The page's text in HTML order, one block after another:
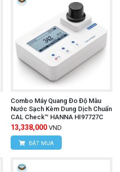
Combo Máy Quang Đo Độ Màu
Nước Sạch Kèm Dung Dịch Chuẩn
CAL Check™ HANNA HI97727C
13,338,000 VND
ĐẶT MUA